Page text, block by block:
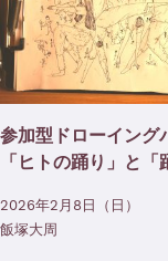
参加型ドローイング
「ヒトの踊り」と
2026年2月8日（日）
飯塚大周